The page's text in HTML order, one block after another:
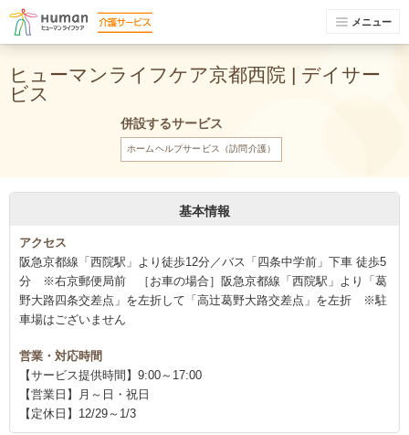
メニュー
ヒューマンライフケア京都西院 | デイサー
ビス
併設するサービス
ホームヘルプサービス（訪問介護）
基本情報
アクセス
阪急京都線「西院駅」より徒歩12分／バス「四条中学前」下車 徒歩5
分 ※右京郵便局前 ［お車の場合］阪急京都線「西院駅」より「葛
野大路四条交差点」を左折して「高辻葛野大路交差点」を左折 ※駐
車場はございません
営業・対応時間
【サービス提供時間】9:00～17:00
【営業日】月～日・祝日
【定休日】12/29～1/3